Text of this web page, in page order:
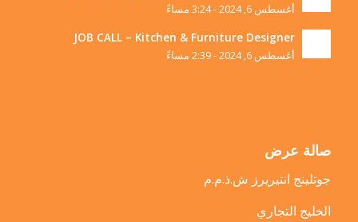
أغسطس 6, 2024 - 3:24 مساءً
JOB CALL – Kitchen & Furniture Designer
أغسطس 6, 2024 - 2:39 مساءً
صالة عرض
جوتلينج انتيريرز ش.ذ.م.م
الخليج التجاري